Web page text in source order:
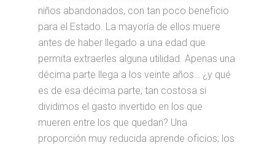
niños abandonados, con tan poco beneficio
para el Estado. La mayoría de ellos muere
antes de haber llegado a una edad que
permita extraerles alguna utilidad. Apenas una
décima parte llega a los veinte años… ¿y qué
es de esa décima parte, tan costosa si
dividimos el gasto invertido en los que
mueren entre los que quedan? Una
proporción muy reducida aprende oficios; los